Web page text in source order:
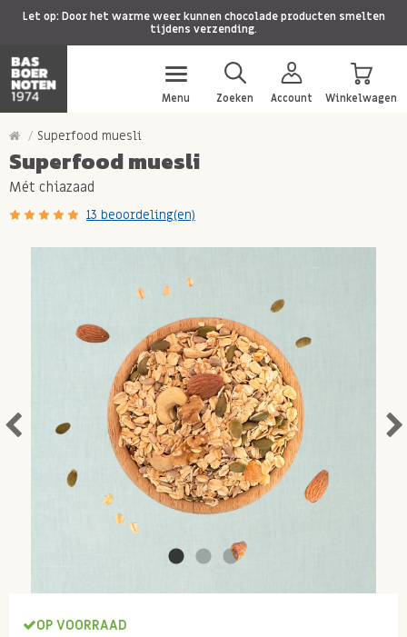
Let op: Door het warme weer kunnen chocolade producten smelten
tijdens verzending.
Menu Zoeken Account Winkelwagen
Superfood muesli
Superfood muesli
Mét chiazaad
13 beoordeling(en)
OP VOORRAAD